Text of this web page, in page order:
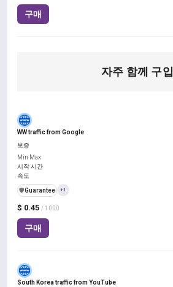
구매
자주 함께 구입
WW traffic from Google
$ 0.45 / 1000
구매
보증
Min Max
시작 시간
속도
️🛡️Guarantee +1
South Korea traffic from YouTube